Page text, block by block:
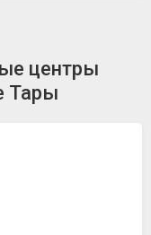
центры
Тары